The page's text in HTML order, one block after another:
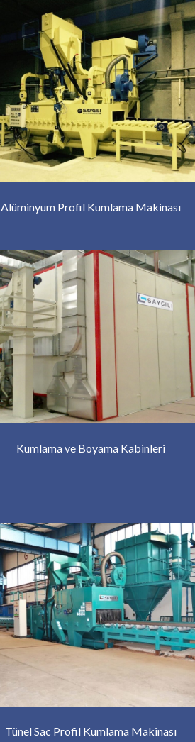
Alüminyum Profil Kumlama Makinası
Kumlama ve Boyama Kabinleri
Tünel Sac Profil Kumlama Makinası